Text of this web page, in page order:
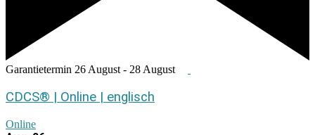
Garantietermin 26 August - 28 August
CDCS® | Online | englisch
Online